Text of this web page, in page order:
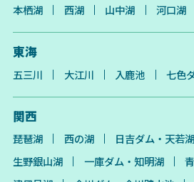
本栖湖 西湖 山中湖 河口湖
東海
五三川 大江川 入鹿池 七色
関西
琵琶湖 西の湖 日吉ダム・天若湖
生野銀山湖
一庫ダム・知明湖